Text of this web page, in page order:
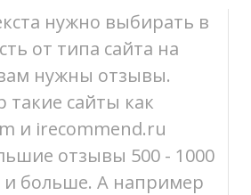
нужно выбирать в
от типа сайта на
нужны отзывы.
сайты как
и irecommend.ru
отзывы 500 - 1000
и больше. А например